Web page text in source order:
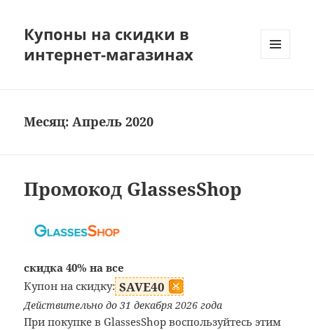
Купоны на скидки в
интернет-магазинах
Месяц:Апрель 2020
Промокод GlassesShop
скидка 40% на все
Купон на скидку: SAVE40
Действительно до 31 декабря 2026 года
При покупке в GlassesShop воспользуйтесь этим